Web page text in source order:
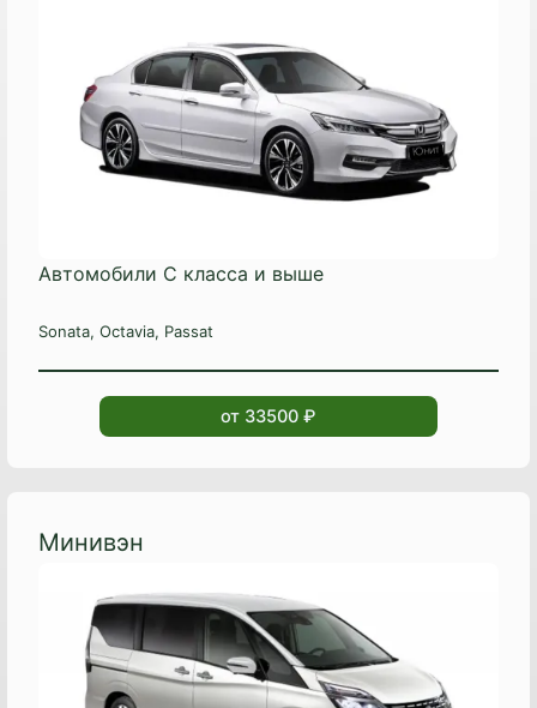
Автомобили C класса и выше
Sonata, Octavia, Passat
от 33500 ₽
Минивэн